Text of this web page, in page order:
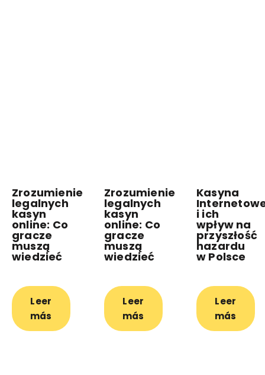
Zrozumienie
legalnych
kasyn
online: Co
gracze
muszą
wiedzieć
Leer
más
Zrozumienie
legalnych
kasyn
online: Co
gracze
muszą
wiedzieć
Leer
más
Kasyna
i ich
wpływ na
przyszłość
hazardu
w Polsce
Leer
más